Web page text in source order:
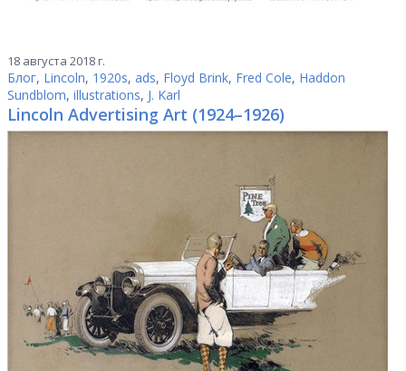
18 августа 2018 г.
Блог, Lincoln, 1920s, ads, Floyd Brink, Fred Cole, Haddon
Sundblom, illustrations, J. Karl
Lincoln Advertising Art (1924–1926)